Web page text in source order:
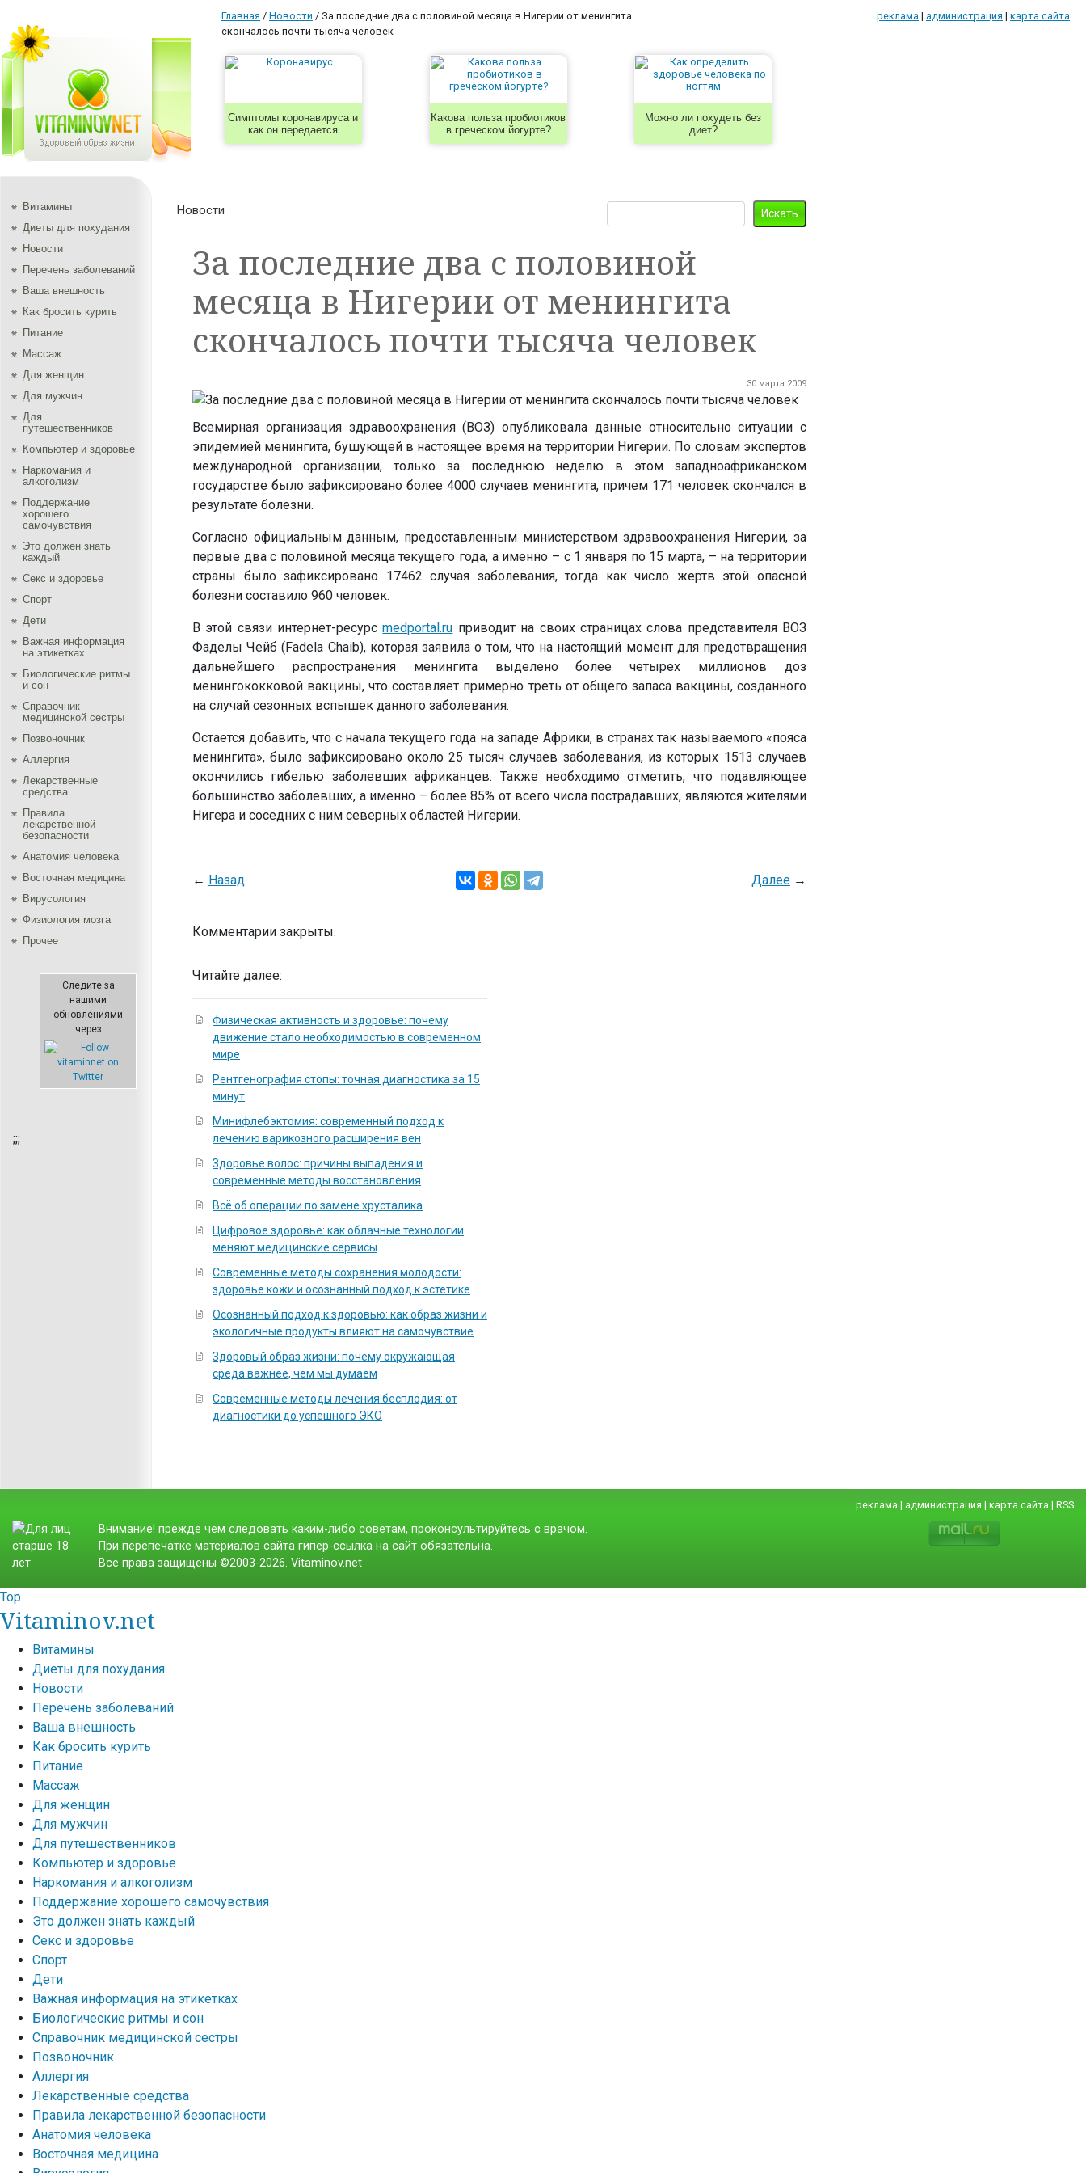
Главная / Новости / За последние два с половиной месяца в Нигерии от менингита
скончалось почти тысяча человек
реклама | администрация | карта сайта
Симптомы коронавируса и
как он передается
Какова польза пробиотиков
в греческом йогурте?
Можно ли похудеть без
диет?
Витамины
Диеты для похудания
Новости
Перечень заболеваний
Ваша внешность
Как бросить курить
Питание
Массаж
Для женщин
Для мужчин
Для
путешественников
Компьютер и здоровье
Наркомания и
алкоголизм
Поддержание
хорошего
самочувствия
Это должен знать
каждый
Секс и здоровье
Спорт
Дети
Важная информация
на этикетках
Биологические ритмы
и сон
Справочник
медицинской сестры
Позвоночник
Аллергия
Лекарственные
средства
Правила
лекарственной
безопасности
Aнатомия человека
Восточная медицина
Вирусология
Физиология мозга
Прочее
Следите за
нашими
обновлениями
через
;;;
Новости
За последние два с половиной
месяца в Нигерии от менингита
скончалось почти тысяча человек
30 марта 2009
Всемирная организация здравоохранения (ВОЗ) опубликовала данные относительно ситуации с
эпидемией менингита, бушующей в настоящее время на территории Нигерии. По словам экспертов
международной организации, только за последнюю неделю в этом западноафриканском
государстве было зафиксировано более 4000 случаев менингита, причем 171 человек скончался в
результате болезни.
Согласно официальным данным, предоставленным министерством здравоохранения Нигерии, за
первые два с половиной месяца текущего года, а именно – с 1 января по 15 марта, – на территории
страны было зафиксировано 17462 случая заболевания, тогда как число жертв этой опасной
болезни составило 960 человек.
В этой связи интернет-ресурсmedportal.ru приводит на своих страницах слова представителя ВОЗ
Фаделы Чейб (Fadela Chaib), которая заявила о том, что на настоящий момент для предотвращения
дальнейшего распространения менингита выделено более четырех миллионов доз
менингококковой вакцины, что составляет примерно треть от общего запаса вакцины, созданного
на случай сезонных вспышек данного заболевания.
Остается добавить, что с начала текущего года на западе Африки, в странах так называемого «пояса
менингита», было зафиксировано около 25 тысяч случаев заболевания, из которых 1513 случаев
окончились гибелью заболевших африканцев. Также необходимо отметить, что подавляющее
большинство заболевших, а именно – более 85% от всего числа пострадавших, являются жителями
Нигера и соседних с ним северных областей Нигерии.
← Назад Далее→
Комментарии закрыты.
Читайте далее:
Физическая активность и здоровье: почему
движение стало необходимостью в современном
мире
Рентгенография стопы: точная диагностика за 15
минут
Минифлебэктомия: современный подход к
лечению варикозного расширения вен
Здоровье волос: причины выпадения и
современные методы восстановления
Всё об операции по замене хрусталика
Цифровое здоровье: как облачные технологии
меняют медицинские сервисы
Современные методы сохранения молодости:
здоровье кожи и осознанный подход к эстетике
Осознанный подход к здоровью: как образ жизни и
экологичные продукты влияют на самочувствие
Здоровый образ жизни: почему окружающая
среда важнее, чем мы думаем
Современные методы лечения бесплодия: от
диагностики до успешного ЭКО
реклама | администрация | карта сайта | RSS
Внимание! прежде чем следовать каким-либо советам, проконсультируйтесь с врачом.
При перепечатке материалов сайта гипер-ссылка на сайт обязательна.
Все права защищены ©2003-2026. Vitaminov.net
Top
Vitaminov.net
Витамины
Диеты для похудания
Новости
Перечень заболеваний
Ваша внешность
Как бросить курить
Питание
Массаж
Для женщин
Для мужчин
Для путешественников
Компьютер и здоровье
Наркомания и алкоголизм
Поддержание хорошего самочувствия
Это должен знать каждый
Секс и здоровье
Спорт
Дети
Важная информация на этикетках
Биологические ритмы и сон
Справочник медицинской сестры
Позвоночник
Аллергия
Лекарственные средства
Правила лекарственной безопасности
Aнатомия человека
Восточная медицина